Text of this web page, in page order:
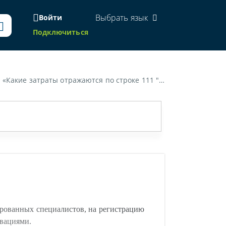
Войти
Подключиться
Выбрать язык
по строке 111 "прочие затраты на инновации"?»
специалистов, на регистрацию